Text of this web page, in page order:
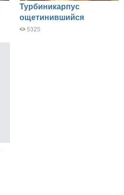
Турбиникарпус
ощетинившийся
5325